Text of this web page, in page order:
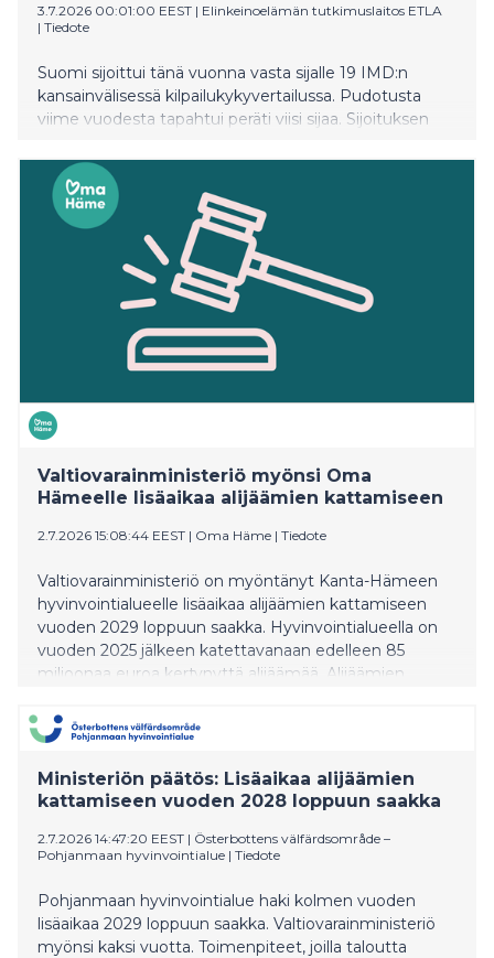
3.7.2026 00:01:00 EEST | Elinkeinoelämän tutkimuslaitos ETLA
| Tiedote
Suomi sijoittui tänä vuonna vasta sijalle 19 IMD:n
kansainvälisessä kilpailukykyvertailussa. Pudotusta
viime vuodesta tapahtui peräti viisi sijaa. Sijoituksen
on nyt vuosien 2013–2016 tasolla. Sijoitus heikkeni
vertailun kaikilla osa-alueilla, mutta eniten sijoitusta
painoi yritysten suorituskyky. Kärkipaikan vertailussa
otti tänä vuonna Singapore, toisena oli Hongkong ja
kolmantena Sveitsi. Etla on IMD:n yhteistyökumppani
Valtiovarainministeriö myönsi Oma
Hämeelle lisäaikaa alijäämien kattamiseen
2.7.2026 15:08:44 EEST | Oma Häme | Tiedote
Valtiovarainministeriö on myöntänyt Kanta-Hämeen
hyvinvointialueelle lisäaikaa alijäämien kattamiseen
vuoden 2029 loppuun saakka. Hyvinvointialueella on
vuoden 2025 jälkeen katettavanaan edelleen 85
miljoonaa euroa kertynyttä alijäämää. Alijäämien
tasapainottamistoimien onnistumista sekä
todennäköisesti myös uusia toimenpiteitä.
Ministeriön päätös: Lisäaikaa alijäämien
kattamiseen vuoden 2028 loppuun saakka
2.7.2026 14:47:20 EEST | Österbottens välfärdsområde –
Pohjanmaan hyvinvointialue | Tiedote
Pohjanmaan hyvinvointialue haki kolmen vuoden
lisäaikaa 2029 loppuun saakka. Valtiovarainministeriö
myönsi kaksi vuotta. Toimenpiteet, joilla taloutta